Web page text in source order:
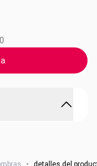
• detalles del